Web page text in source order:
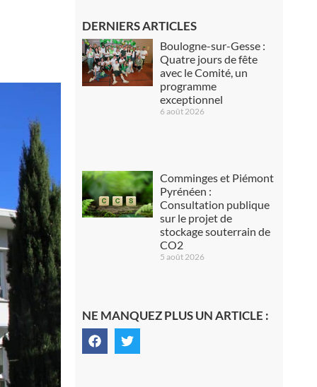
DERNIERS ARTICLES
Boulogne-sur-Gesse :
Quatre jours de fête
avec le Comité, un
programme
exceptionnel
6 août 2026
Comminges et Piémont
Pyrénéen :
Consultation publique
sur le projet de
stockage souterrain de
CO2
5 août 2026
NE MANQUEZ PLUS UN ARTICLE :